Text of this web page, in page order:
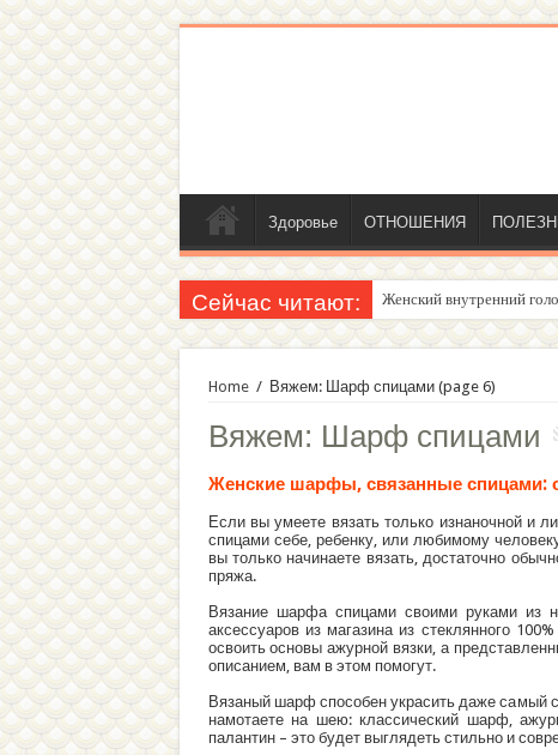
Здоровье ОТНОШЕНИЯ
Сейчас читают: Женский внутренний
Home / Вяжем: Шарф спицами(page 6)
Вяжем: Шарф спицами
Женские шарфы, связанные спицами:
Если вы умеете вязать только изнаночной и
спицами себе, ребенку, или любимому
вы только начинаете вязать, достаточно
пряжа.
Вязание шарфа спицами своими руками из
аксессуаров из магазина из стеклянного
освоить основы ажурной вязки, а
описанием, вам в этом помогут.
Вязаный шарф способен украсить даже самый
намотаете на шею: классический шарф,
палантин – это будет выглядеть стильно и